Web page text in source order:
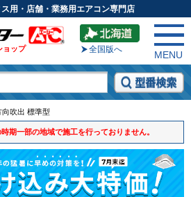
用・店舗・業務用エアコン専門店
ョップ 全国版へ
MENU
向吹出 標準型
期一部の地域で施工を行っておりません。